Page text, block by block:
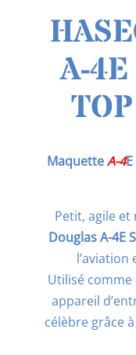
A-
MaquetteA-4
Petit, agile
Douglas A-4E
Utilisé comme
appareil
célèbre grâce